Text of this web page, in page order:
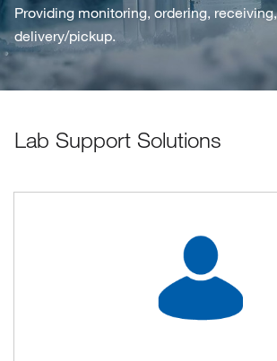
Providing monitoring, ordering,
delivery/pickup.
Lab Support Solutions